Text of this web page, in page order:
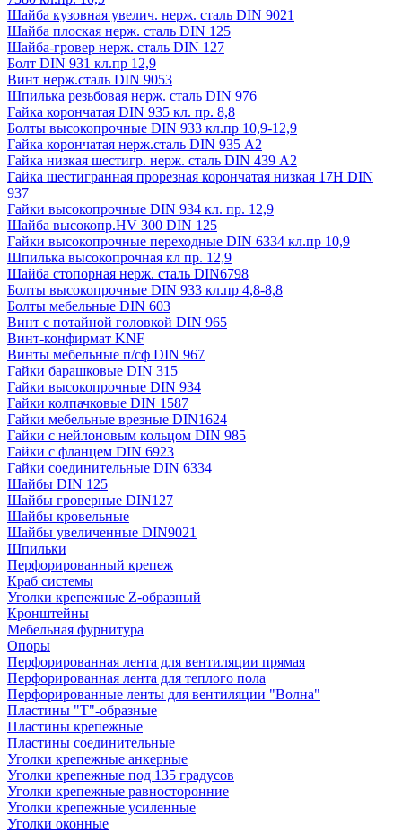
Шайба кузовная увелич. нерж. сталь DIN 9021
Шайба плоская нерж. сталь DIN 125
Шайба-гровер нерж. сталь DIN 127
Болт DIN 931 кл.пр 12,9
Винт нерж.сталь DIN 9053
Шпилька резьбовая нерж. сталь DIN 976
Гайка корончатая DIN 935 кл. пр. 8,8
Болты высокопрочные DIN 933 кл.пр 10,9-12,9
Гайка корончатая нерж.сталь DIN 935 А2
Гайка низкая шестигр. нерж. сталь DIN 439 А2
Гайка шестигранная прорезная корончатая низкая 17H DIN
937
Гайки высокопрочные DIN 934 кл. пр. 12,9
Шайба высокопр.HV 300 DIN 125
Гайки высокопрочные переходные DIN 6334 кл.пр 10,9
Шпилька высокопрочная кл пр. 12,9
Шайба стопорная нерж. сталь DIN6798
Болты высокопрочные DIN 933 кл.пр 4,8-8,8
Болты мебельные DIN 603
Винт с потайной головкой DIN 965
Винт-конфирмат KNF
Винты мебельные п/сф DIN 967
Гайки барашковые DIN 315
Гайки высокопрочные DIN 934
Гайки колпачковые DIN 1587
Гайки мебельные врезные DIN1624
Гайки с нейлоновым кольцом DIN 985
Гайки с фланцем DIN 6923
Гайки соединительные DIN 6334
Шайбы DIN 125
Шайбы гроверные DIN127
Шайбы кровельные
Шайбы увеличенные DIN9021
Шпильки
Перфорированный крепеж
Краб системы
Уголки крепежные Z-образный
Кронштейны
Мебельная фурнитура
Опоры
Перфорированная лента для вентиляции прямая
Перфорированная лента для теплого пола
Перфорированные ленты для вентиляции "Волна"
Пластины "Т"-образные
Пластины крепежные
Пластины соединительные
Уголки крепежные анкерные
Уголки крепежные под 135 градусов
Уголки крепежные равносторонние
Уголки крепежные усиленные
Уголки оконные